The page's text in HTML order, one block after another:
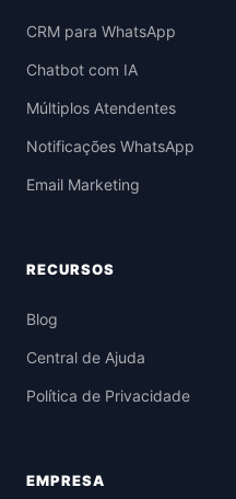
CRM para WhatsApp
Chatbot com IA
Múltiplos Atendentes
Notificações WhatsApp
Email Marketing
RECURSOS
Blog
Central de Ajuda
Política de Privacidade
EMPRESA